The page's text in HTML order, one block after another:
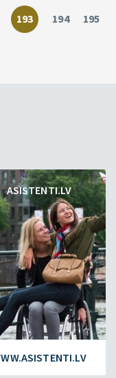
193 194
195
ASISTENTI.LV